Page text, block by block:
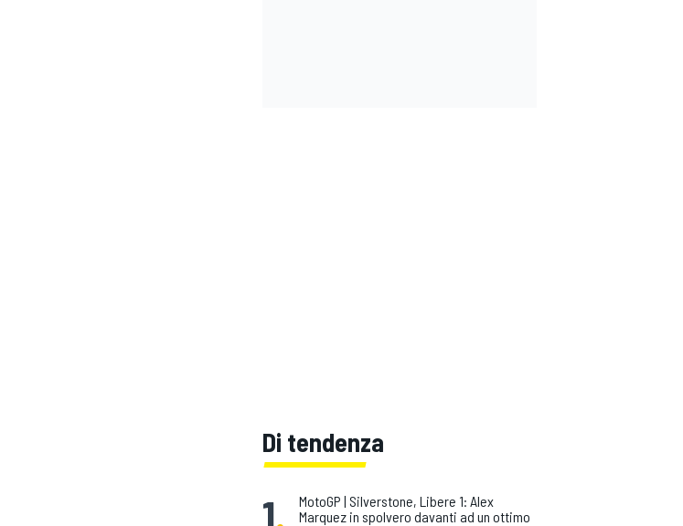
Di tendenza
1.
MotoGP | Silverstone, Libere 1: Alex
Marquez in spolvero davanti ad un ottimo